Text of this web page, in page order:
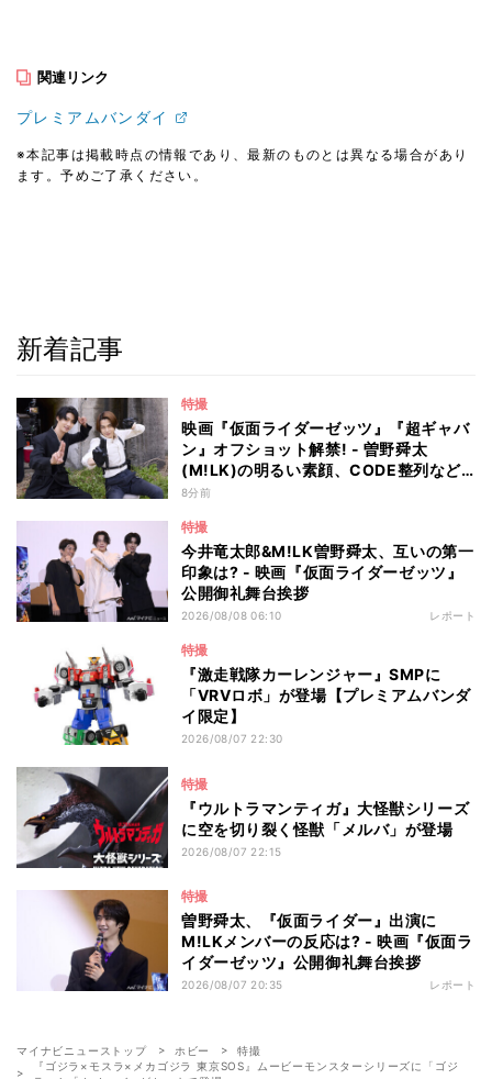
関連リンク
プレミアムバンダイ
※本記事は掲載時点の情報であり、最新のものとは異なる場合があり
ます。予めご了承ください。
新着記事
特撮
映画『仮面ライダーゼッツ』『超ギャバ
ン』オフショット解禁! - 曽野舜太
(M!LK)の明るい素顔、CODE整列など
ギャップ満載!
8分前
特撮
今井竜太郎&M!LK曽野舜太、互いの第一
印象は? - 映画『仮面ライダーゼッツ』
公開御礼舞台挨拶
2026/08/08 06:10 レポート
特撮
『激走戦隊カーレンジャー』SMPに
「VRVロボ」が登場【プレミアムバンダ
イ限定】
2026/08/07 22:30
特撮
『ウルトラマンティガ』大怪獣シリーズ
に空を切り裂く怪獣「メルバ」が登場
2026/08/07 22:15
特撮
曽野舜太、『仮面ライダー』出演に
M!LKメンバーの反応は? - 映画『仮面ラ
イダーゼッツ』公開御礼舞台挨拶
2026/08/07 20:35 レポート
マイナビニューストップ ホビー
特撮
『ゴジラ×モスラ×メカゴジラ 東京SOS』ムービーモンスターシリーズに「ゴジ